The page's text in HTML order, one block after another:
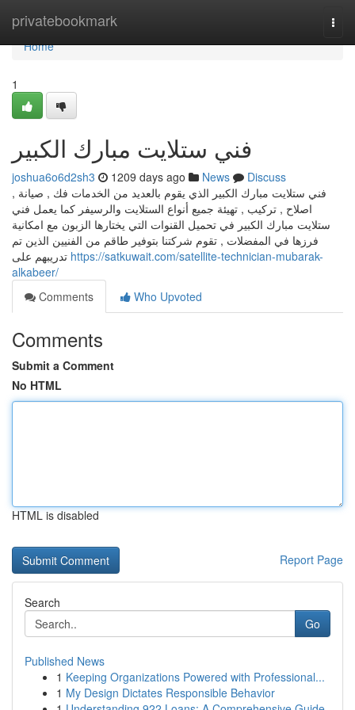
privatebookmark
Home
Home
1
فني ستلايت مبارك الكبير
joshua6o6d2sh3 1209 days ago News
Discuss
فني ستلايت مبارك الكبير الذي يقوم بالعديد من الخدمات فك , صيانة ,
اصلاح , تركيب , تهيئة جميع أنواع الستلايت والرسيفر كما يعمل فني
ستلايت مبارك الكبير في تحميل القنوات التي يختارها الزبون مع امكانية
فرزها في المفضلات , تقوم شركتنا بتوفير طاقم من الفنيين الذين تم
https://satkuwait.com/satellite-technician-mubarak-
alkabeer/
Comments
Who Upvoted
Comments
Submit a Comment
No HTML
HTML is disabled
Report Page
Search
Go
Published News
1 Keeping Organizations Powered with Professional...
1 My Design Dictates Responsible Behavior